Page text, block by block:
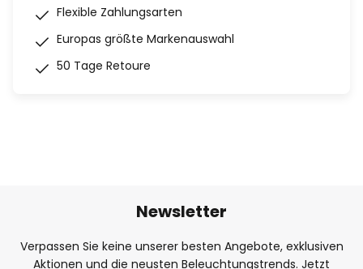
Flexible Zahlungsarten
Europas größte Markenauswahl
50 Tage Retoure
Newsletter
Verpassen Sie keine unserer besten Angebote, exklusiven
Aktionen und die neusten Beleuchtungstrends. Jetzt